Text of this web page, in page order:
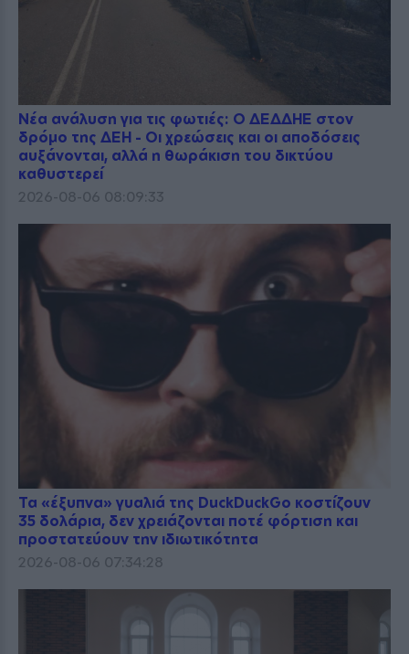
Νέα ανάλυση για τις φωτιές: Ο ΔΕΔΔΗΕ στον
δρόμο της ΔΕΗ - Οι χρεώσεις και οι αποδόσεις
αυξάνονται, αλλά η θωράκιση του δικτύου
καθυστερεί
2026-08-06 08:09:33
Τα «έξυπνα» γυαλιά της DuckDuckGo κοστίζουν
35 δολάρια, δεν χρειάζονται ποτέ φόρτιση και
προστατεύουν την ιδιωτικότητα
2026-08-06 07:34:28